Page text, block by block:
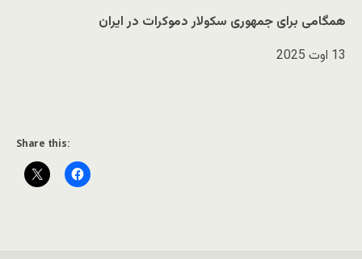
همگامی برای جمهوری سکولار دموکرات در ایران
13 اوت 2025
Share this: